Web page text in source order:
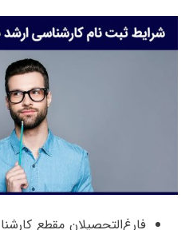
فارغ‌التحصیلان مقطع